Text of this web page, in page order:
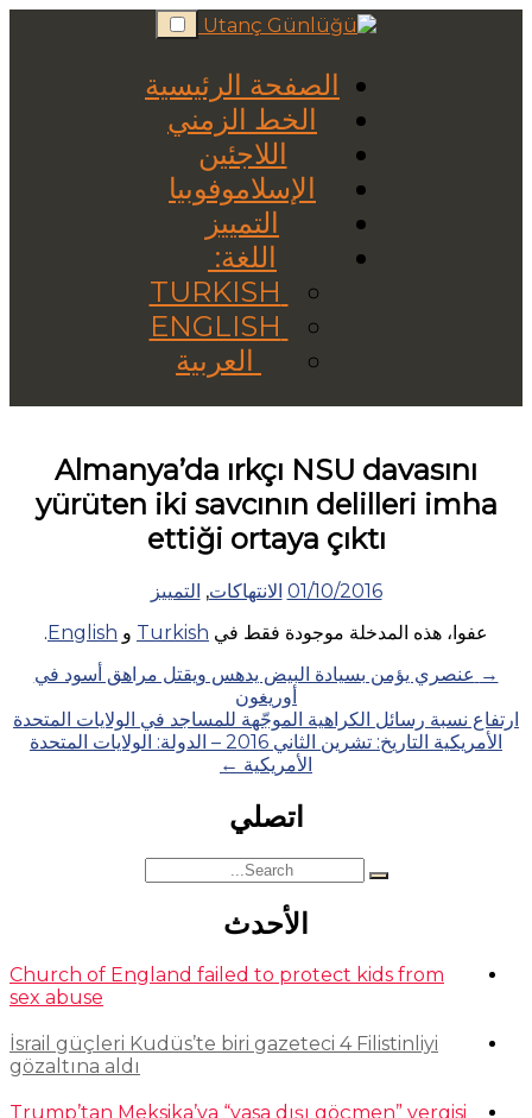
Skip
to
الصفحة الرئيسية
الخط الزمني
اللاجئين
الإسلاموفوبيا
التمييز
اللغة:
العربية
Almanya’da ırkçı NSU davasını
yürüten iki savcının delilleri imha
ettiği ortaya çıktı
01/10/2016 الانتهاكات, التمييز
عفوا، هذه المدخلة موجودة فقط في Turkish و English
.
Posts
navigation
→ عنصري يؤمن بسيادة البيض يدهس ويقتل مراهق أسود في
أوريغون
ارتفاع نسبة رسائل الكراهية الموجّهة للمساجد في الولايات المتحدة
الأمريكية التاريخ: تشرين الثاني 2016 – الدولة: الولايات المتحدة
الأمريكية ←
اتصلي
Search
for:
الأحدث
Church of England failed to protect kids from
sex abuse
İsrail güçleri Kudüs’te biri gazeteci 4 Filistinliyi
gözaltına aldı
Trump’tan Meksika’ya “yasa dışı göçmen” vergisi